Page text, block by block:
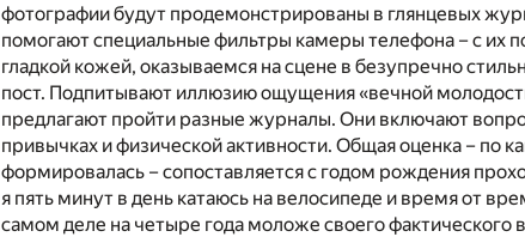
фотографии будут продемонстрированы в глянцевых
помогают специальные фильтры камеры телефона – с
гладкой кожей, оказываемся на сцене в безупречно
пост. Подпитывают иллюзию ощущения «вечной
предлагают пройти разные журналы. Они включают
привычках и физической активности. Общая оценка – по
формировалась – сопоставляется с годом рождения
я пять минут в день катаюсь на велосипеде и время от
самом деле на четыре года моложе своего фактического